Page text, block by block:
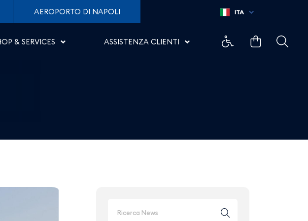
Orly nell’estate 2025 -
AEROPORTO DI NAPOLI
& SERVICES ASSISTENZA CLIENTI
ITA